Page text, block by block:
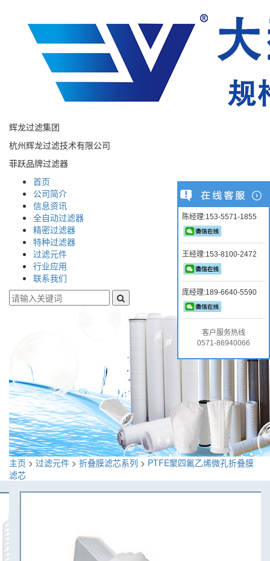
辉龙过滤集团
杭州辉龙过滤技术有限公司
菲跃品牌过滤器
首页
公司简介
信息资讯
全自动过滤器
精密过滤器
特种过滤器
过滤元件
行业应用
联系我们
主页 > 过滤元件 > 折叠膜滤芯系列 > PTFE聚四氟乙烯微孔折叠膜
滤芯
陈经理:153-5571-1855
王经理:153-8100-2472
庞经理:189-6640-5590
客户服务热线
0571-86940066